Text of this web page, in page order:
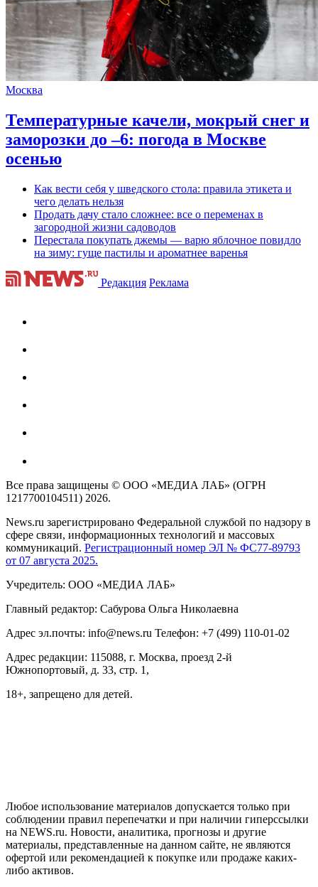
Москва
Температурные качели, мокрый снег и
заморозки до –6: погода в Москве
осенью
Как вести себя у шведского стола: правила этикета и
чего делать нельзя
Продать дачу стало сложнее: все о переменах в
загородной жизни садоводов
Перестала покупать джемы — варю яблочное повидло
на зиму: гуще пастилы и ароматнее варенья
Редакция Реклама
Все права защищены © ООО «МЕДИА ЛАБ» (ОГРН
1217700104511) 2026.
News.ru зарегистрировано Федеральной службой по надзору в
сфере связи, информационных технологий и массовых
коммуникаций. Регистрационный номер ЭЛ № ФС77-89793
от 07 августа 2025.
Учредитель: ООО «МЕДИА ЛАБ»
Главный редактор: Сабурова Ольга Николаевна
Адрес эл.почты: info@news.ru Телефон: +7 (499) 110-01-02
Адрес редакции: 115088, г. Москва, проезд 2-й
Южнопортовый, д. 33, стр. 1,
18+, запрещено для детей.
Любое использование материалов допускается только при
соблюдении правил перепечатки и при наличии гиперссылки
на NEWS.ru. Новости, аналитика, прогнозы и другие
материалы, представленные на данном сайте, не являются
офертой или рекомендацией к покупке или продаже каких-
либо активов.